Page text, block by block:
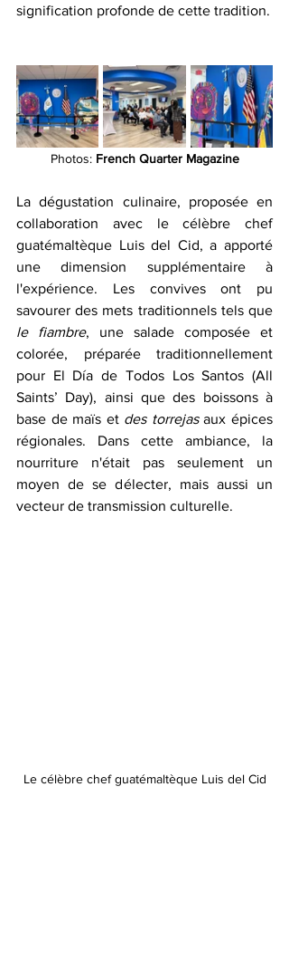
signification profonde de cette tradition.
Photos: French Quarter Magazine
La dégustation culinaire, proposée en
collaboration avec le célèbre chef
guatémaltèque Luis del Cid, a apporté
une dimension supplémentaire à
l'expérience. Les convives ont pu
le fiambre, une salade composée et
colorée, préparée traditionnellement
pour El Día de Todos Los Santos (All
Saints’ Day), ainsi que des boissons à
base de maïs et des torrejas aux épices
régionales. Dans cette ambiance, la
nourriture n'était pas seulement un
moyen de se délecter, mais aussi un
vecteur de transmission culturelle.
Le célèbre chef guatémaltèque Luis del Cid